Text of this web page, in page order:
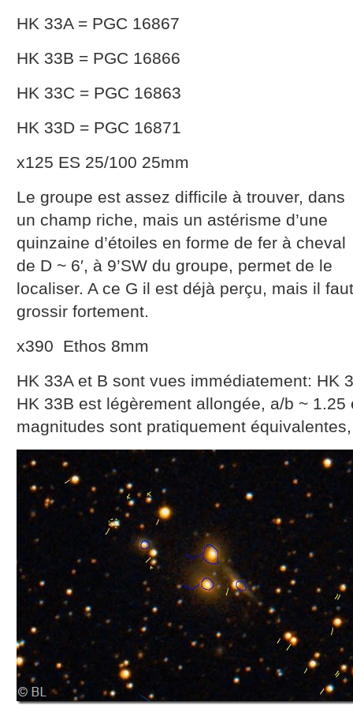
HK 33A = PGC 16867
HK 33B = PGC 16866
HK 33C = PGC 16863
HK 33D = PGC 16871
x125 ES 25/100 25mm
Le groupe est assez difficile à trouver, dans
un champ riche, mais un astérisme d’une
quinzaine d’étoiles en forme de fer à cheval
de D ~ 6′, à 9’SW du groupe, permet de le
localiser. A ce G il est déjà perçu, mais il faut
grossir fortement.
x390 Ethos 8mm
HK 33A et B sont vues immédiatement: HK
HK 33B est légèrement allongée, a/b ~ 1.25
magnitudes sont pratiquement